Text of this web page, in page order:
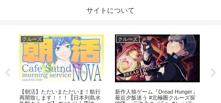
サイトについて
クルーズ
【朝活】ただいまただいま！航行
再開致します！！！【日本列島水
クルーズ
新作人狼ゲーム『Dread Hunger』
最近夕飯迷う #北極圏クルーズ探